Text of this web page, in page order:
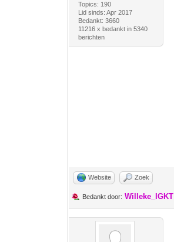
Topics: 190
Lid sinds: Apr 2017
Bedankt: 3660
11216 x bedankt in 5340
berichten
Website Zoek
Bedankt door: Willeke_IGKT